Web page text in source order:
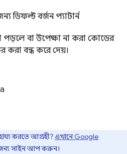
ডিফল্ট বর্জন প্যাটার্ন
পড়লে বা উপেক্ষা না করা কোডের
করা বন্ধ করে দেয়।
করতে আগ্রহী?এখানে Google
সাইন আপ করুন।